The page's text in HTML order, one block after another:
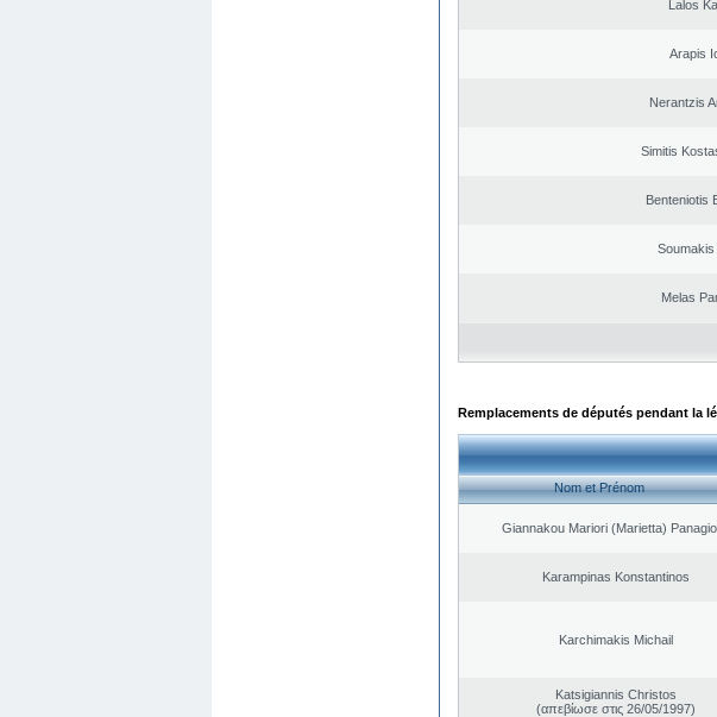
Lalos
Arapis
Nerantzis
Simitis
Benteniotis
Melas
Remplacements de députés pendant la
Nom et Prénom
Giannakou Mariori (Marietta)
Karampinas Konstantinos
Karchimakis Michail
Katsigiannis Christos
(απεβίωσε στις 26/05/1997)